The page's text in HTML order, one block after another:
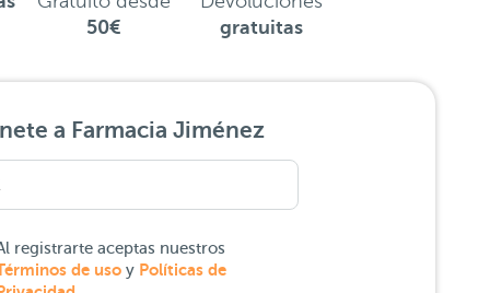
50€
gratuitas
a Farmacia Jiménez
registrarte aceptas nuestros
de uso y Políticas de